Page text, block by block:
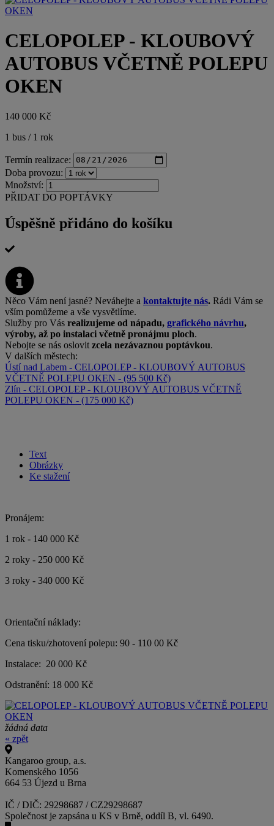
CELOPOLEP - KLOUBOVÝ
AUTOBUS VČETNĚ POLEPU
OKEN
140 000 Kč
1 bus / 1 rok
Termín realizace:
Doba provozu:
Množství:
PŘIDAT DO POPTÁVKY
Úspěšně přidáno do košíku
Něco Vám není jasné? Neváhejte a kontaktujte nás. Rádi Vám se
vším pomůžeme a vše vysvětlíme.
Služby pro Vás realizujeme od nápadu, grafického návrhu,
výroby, až po instalaci včetně pronájmu ploch.
Nebojte se nás oslovit zcela nezávaznou poptávkou.
V dalších městech:
Ústí nad Labem - CELOPOLEP - KLOUBOVÝ AUTOBUS
VČETNĚ POLEPU OKEN - (95 500 Kč)
Zlín - CELOPOLEP - KLOUBOVÝ AUTOBUS VČETNĚ
POLEPU OKEN - (175 000 Kč)
Text
Obrázky
Ke stažení
Pronájem:
1 rok - 140 000 Kč
2 roky - 250 000 Kč
3 roky - 340 000 Kč
Orientační náklady:
Cena tisku/zhotovení polepu: 90 - 110 00 Kč
Instalace: 20 000 Kč
Odstranění: 18 000 Kč
žádná data
« zpět
Kangaroo group, a.s.
Komenského 1056
664 53 Újezd u Brna
IČ / DIČ: 29298687 / CZ29298687
Společnost je zapsána u KS v Brně, oddíl B, vl. 6490.